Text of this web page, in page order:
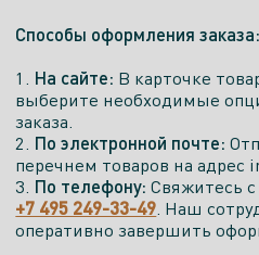
Способы оформления заказа:
1. На сайте: В карточке
выберите необходимые
заказа.
2. По электронной почте:
перечнем товаров на адрес
3. По телефону: Свяжитесь
+7 495 249-33-49. Наш
оперативно завершить